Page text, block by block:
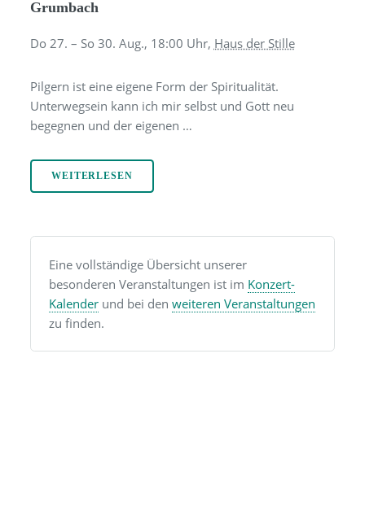
Grumbach
Do 27. – So 30. Aug., 18:00 Uhr, Haus der Stille
Pilgern ist eine eigene Form der Spiritualität.
Unterwegsein kann ich mir selbst und Gott neu
begegnen und der eigenen …
WEITERLESEN
Eine vollständige Übersicht unserer
besonderen Veranstaltungen ist im Konzert-
Kalenderund bei den weiteren Veranstaltungen
zu finden.